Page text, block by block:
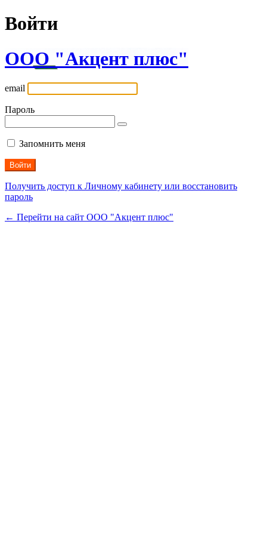
Войти
ООО "Акцент плюс"
email
Пароль
Запомнить меня
Получить доступ к Личному кабинету или восстановить
пароль
← Перейти на сайт ООО "Акцент плюс"